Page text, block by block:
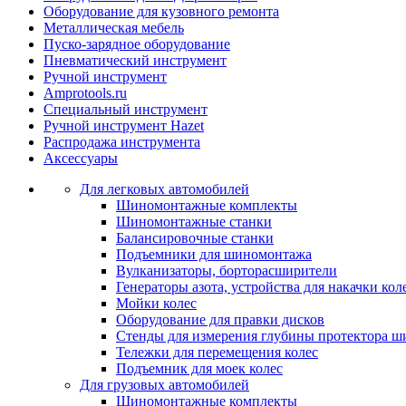
Оборудование для кузовного ремонта
Металлическая мебель
Пуско-зарядное оборудование
Пневматический инструмент
Ручной инструмент
Amprotools.ru
Специальный инструмент
Ручной инструмент Hazet
Распродажа инструмента
Аксессуары
Для легковых автомобилей
Шиномонтажные комплекты
Шиномонтажные станки
Балансировочные станки
Подъемники для шиномонтажа
Вулканизаторы, борторасширители
Генераторы азота, устройства для накачки
Мойки колес
Оборудование для правки дисков
Стенды для измерения глубины протектора
Тележки для перемещения колес
Подъемник для моек колеc
Для грузовых автомобилей
Шиномонтажные комплекты